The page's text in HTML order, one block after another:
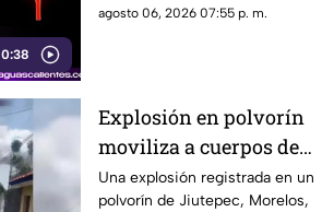
0:38
cognitivo cuando se combina
agosto 06, 2026 07:55 p. m.
Explosión en polvorín
moviliza a cuerpos de
emergencia
Una explosión registrada en un
polvorín de Jiutepec, Morelos,